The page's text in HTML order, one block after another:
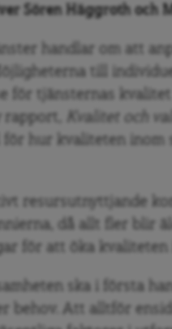
Sören Häggroth och
handlar om att
till
för tjänsternas
rapport,
Kvalitet och
för hur kvaliteten inom
resursutnyttjande
då allt fler blir
för att öka
ska i första
behov. Att alltför